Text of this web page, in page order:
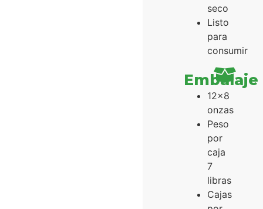
seco
Listo
para
consumir
Embalaje
12x8
onzas
Peso
por
caja
7
libras
Cajas